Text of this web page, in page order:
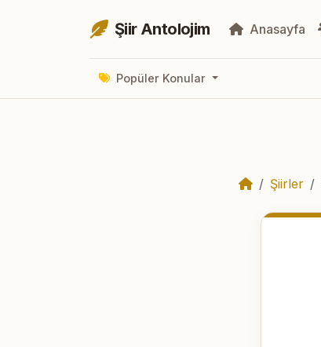
Şiir Antolojim Anasayfa
Popüler Konular
Şiirler